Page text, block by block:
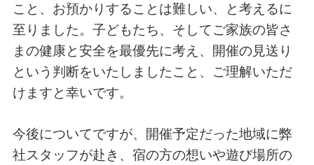
こと、お預かりすることは難しい、と考えるに
至りました。子どもたち、そしてご家族の皆さ
まの健康と安全を最優先に考え、開催の見送り
という判断をいたしましたこと、ご理解いただ
けますと幸いです。
今後についてですが、開催予定だった地域に弊
社スタッフが赴き、宿の方の想いや遊び場所の